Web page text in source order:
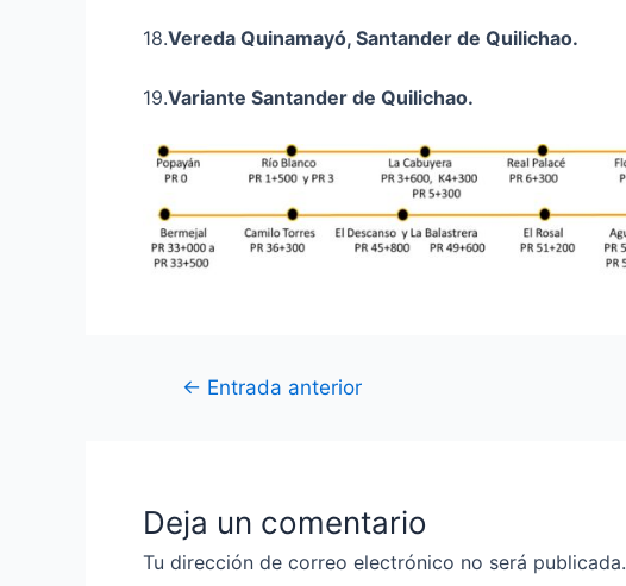
18.Vereda Quinamayó, Santander de Quilichao.
19.Variante Santander de Quilichao.
← Entrada anterior
Deja un comentario
Tu dirección de correo electrónico no será publicada.